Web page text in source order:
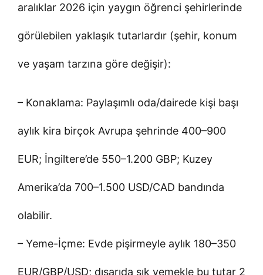
aralıklar 2026 için yaygın öğrenci şehirlerinde
görülebilen yaklaşık tutarlardır (şehir, konum
ve yaşam tarzına göre değişir):
– Konaklama: Paylaşımlı oda/dairede kişi başı
aylık kira birçok Avrupa şehrinde 400–900
EUR; İngiltere’de 550–1.200 GBP; Kuzey
Amerika’da 700–1.500 USD/CAD bandında
olabilir.
– Yeme-İçme: Evde pişirmeyle aylık 180–350
EUR/GBP/USD; dışarıda sık yemekle bu tutar 2